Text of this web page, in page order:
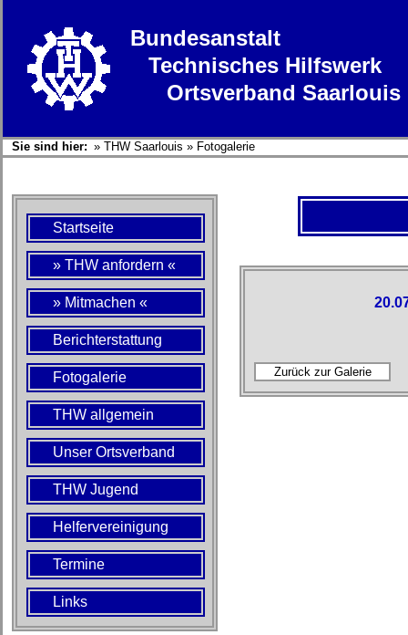
Bundesanstalt
Technisches Hilfswerk
Ortsverband Saarlouis
Sie sind hier: » THW Saarlouis » Fotogalerie
Startseite
» THW anfordern «
» Mitmachen «
Berichterstattung
Fotogalerie
THW allgemein
Unser Ortsverband
THW Jugend
Helfervereinigung
Termine
Links